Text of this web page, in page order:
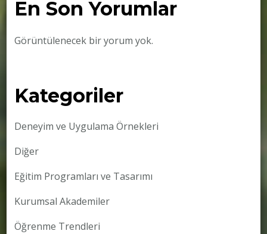
En Son Yorumlar
Görüntülenecek bir yorum yok.
Kategoriler
Deneyim ve Uygulama Örnekleri
Diğer
Eğitim Programları ve Tasarımı
Kurumsal Akademiler
Öğrenme Trendleri